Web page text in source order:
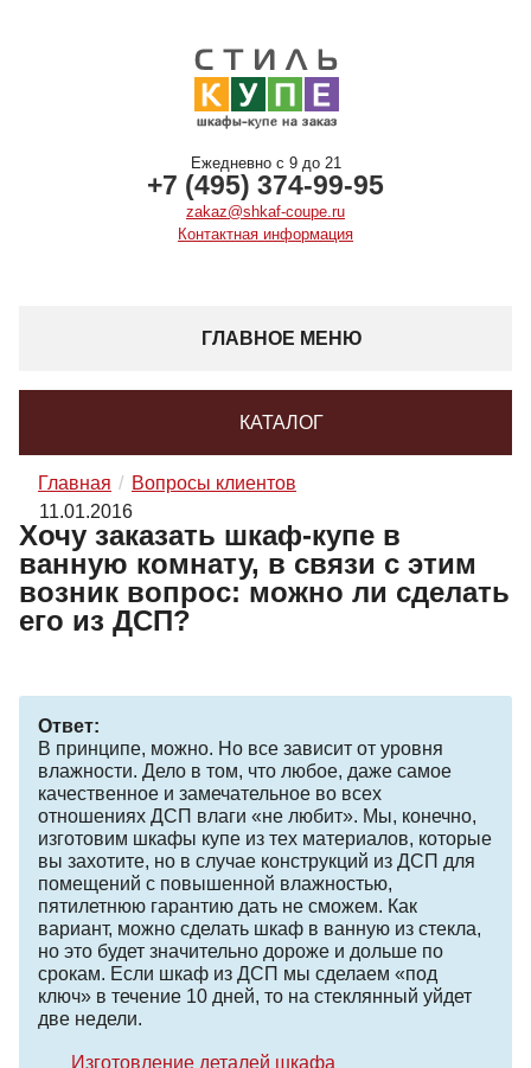
Ежедневно с 9 до 21
+7 (495) 374-99-95
zakaz@shkaf-coupe.ru
Контактная информация
ГЛАВНОЕ МЕНЮ
КАТАЛОГ
Главная
Вопросы клиентов
11.01.2016
Хочу заказать шкаф-купе в
ванную комнату, в связи с этим
возник вопрос: можно ли сделать
его из ДСП?
Ответ:
В принципе, можно. Но все зависит от уровня
влажности. Дело в том, что любое, даже самое
качественное и замечательное во всех
отношениях ДСП влаги «не любит». Мы, конечно,
изготовим шкафы купе из тех материалов, которые
вы захотите, но в случае конструкций из ДСП для
помещений с повышенной влажностью,
пятилетнюю гарантию дать не сможем. Как
вариант, можно сделать шкаф в ванную из стекла,
но это будет значительно дороже и дольше по
срокам. Если шкаф из ДСП мы сделаем «под
ключ» в течение 10 дней, то на стеклянный уйдет
две недели.
Изготовление деталей шкафа